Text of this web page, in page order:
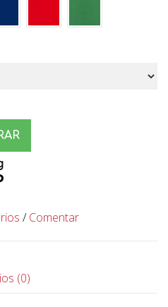
/Comentar
(0)